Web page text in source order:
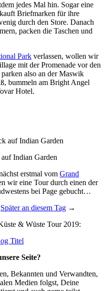
jedes Mal hin. Sogar eine
Briefmarken für ihre
durch den Store. Danach
packen die Taschen und
Park verlassen, wollen wir
mit der Promenade vor den
also an der Maswik
bummeln am Bright Angel
Hotel.
Indian Garden
erstmal vom Grand
wir eine Tour durch einen der
bei Page gebucht…
Später an diesem Tag →
& Wüste Tour 2019:
Seite?
Bekannten und Verwandten,
Medien folgst, Deine